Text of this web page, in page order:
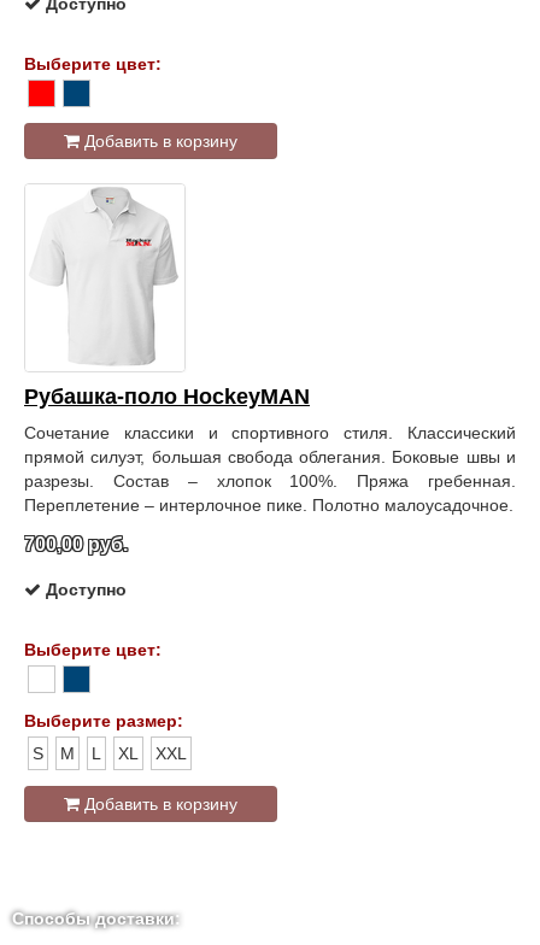
Выберите цвет:
Добавить в корзину
Рубашка-поло HockeyMAN
Сочетание классики и спортивного стиля. Классический
прямой силуэт, большая свобода облегания. Боковые швы и
разрезы. Состав – хлопок 100%. Пряжа гребенная.
Переплетение – интерлочное пике. Полотно малоусадочное.
700,00 руб.
Доступно
Выберите цвет:
Выберите размер:
S
M L XL XXL
Добавить в корзину
Способы доставки: